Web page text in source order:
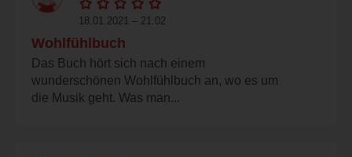
18.01.2021 – 21:02
Wohlfühlbuch
Das Buch hört sich nach einem
wunderschönen Wohlfühlbuch an, wo es um
die Musik geht. Was man...